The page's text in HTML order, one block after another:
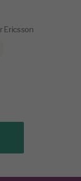
Ericsson